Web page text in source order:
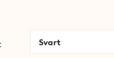
Svart